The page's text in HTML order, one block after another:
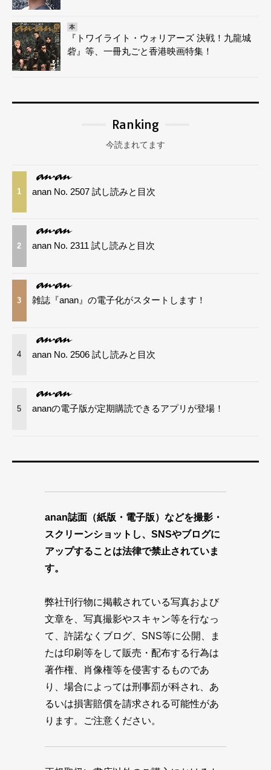
本
『トワイライト・ウォリアーズ 決戦！九龍城
砦』等、一冊丸ごと香港映画特集！
Ranking
今読まれてます
1 anan No. 2507 試し読みと目次
2 anan No. 2311 試し読みと目次
3 雑誌『anan』の電子化がスタートします！
4 anan No. 2506 試し読みと目次
5 ananの電子版が定期購読できるアプリが登場！
anan誌面（紙版・電子版）などを撮影・
スクリーンショットし、SNSやブログに
アップすることは法律で禁止されていま
す。
弊社刊行物に掲載されている写真および
文章を、写真撮影やスキャン等を行なっ
て、許諾なくブログ、SNS等に公開、ま
たは印刷等をして販売・配布する行為は
著作権、肖像権等を侵害するものであ
り、場合によっては刑事罰が科され、あ
るいは損害賠償を請求される可能性があ
ります。ご注意ください。